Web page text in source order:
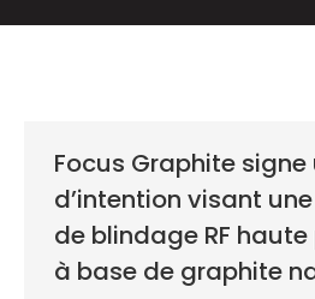
Focus Graphite
d’intention visant
de blindage RF
à base de graphite